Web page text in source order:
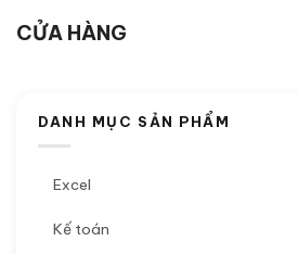
CỬA HÀNG
DANH MỤC SẢN PHẨM
Excel
Kế toán